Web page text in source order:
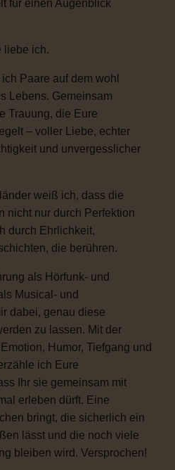
für einen Augenblick
liebe ich.
Paare auf dem wohl
Lebens. Gemeinsam
Trauung, die Eure
– voller Liebe, echter
und unvergesslicher
weiß ich, dass die
nicht nur durch Perfektion
durch Ehrlichkeit,
die berühren.
als Hörfunk- und
Musical- und
dabei, genau diese
zu lassen. Mit der
Humor, Tiefgang und
ich Eure
Ihr sie gemeinsam mit
erleben dürft. Eine
bringt, die sicherlich ein
lässt und die noch viele
bleiben wird. Versprochen!